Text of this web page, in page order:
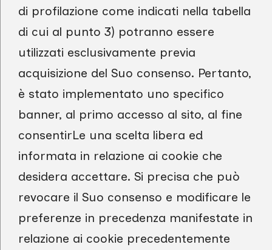
di profilazione come indicati nella tabella
di cui al punto 3) potranno essere
utilizzati esclusivamente previa
acquisizione del Suo consenso. Pertanto,
è stato implementato uno specifico
banner, al primo accesso al sito, al fine
consentirLe una scelta libera ed
informata in relazione ai cookie che
desidera accettare. Si precisa che può
revocare il Suo consenso e modificare le
preferenze in precedenza manifestate in
relazione ai cookie precedentemente